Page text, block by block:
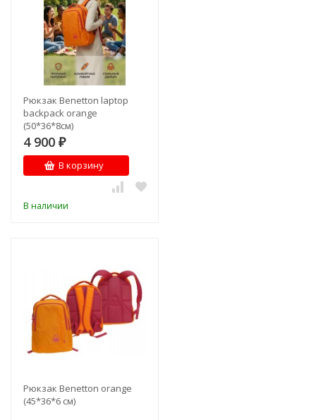
Рюкзак Benetton laptop
backpack orange
(50*36*8см)
4 900 ₽
В корзину
В наличии
Рюкзак Benetton orange
(45*36*6 см)